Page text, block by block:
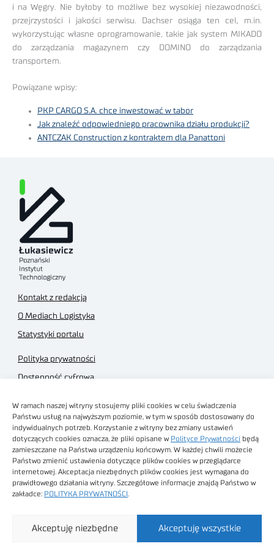
W ramach naszej witryny stosujemy pliki cookies w celu świadczenia
Państwu usług na najwyższym poziomie, w tym w sposób dostosowany do
indywidualnych potrzeb. Korzystanie z witryny bez zmiany ustawień
dotyczących cookies oznacza, że pliki opisane w Polityce Prywatności będą
zamieszczane na Państwa urządzeniu końcowym. W każdej chwili możecie
Państwo zmienić ustawienia dotyczące plików cookies w przeglądarce
internetowej. Akceptacja niezbędnych plików cookies jest wymagana do
prawidłowego działania witryny. Szczegółowe informacje znajdą Państwo w
zakładce: POLITYKA PRYWATNOŚCI
Akceptuję wszystkie
Akceptuję niezbędne
i na Węgry. Nie byłoby to możliwe bez wysokiej niezawodności,
przejrzystości i jakości serwisu. Dachser osiąga ten cel, m.in.
wykorzystując własne oprogramowanie, takie jak system MIKADO
do zarządzania magazynem czy DOMINO do zarządzania
transportem.
Powiązane wpisy:
PKP CARGO S.A. chce inwestować w tabor
Jak znaleźć odpowiedniego pracownika działu produkcji?
ANTCZAK Construction z kontraktem dla Panattoni
Kontakt z redakcją
O Mediach Logistyka
Statystyki portalu
Polityka prywatności
Dostępność cyfrowa
Regulamin sklepu
Obrazy stockowe
autorstwa
Technologiczny